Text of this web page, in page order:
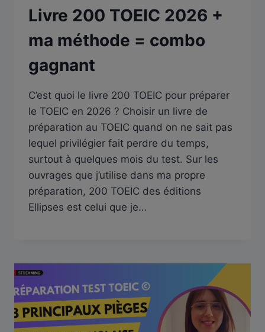
Livre 200 TOEIC 2026 +
ma méthode = combo
gagnant
C’est quoi le livre 200 TOEIC pour préparer
le TOEIC en 2026 ? Choisir un livre de
préparation au TOEIC quand on ne sait pas
lequel privilégier fait perdre du temps,
surtout à quelques mois du test. Sur les
ouvrages que j’utilise dans ma propre
préparation, 200 TOEIC des éditions
Ellipses est celui que je…